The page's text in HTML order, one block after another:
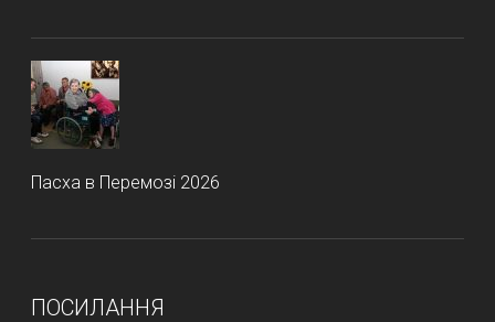
Пасха в Перемозі 2026
ПОСИЛАННЯ